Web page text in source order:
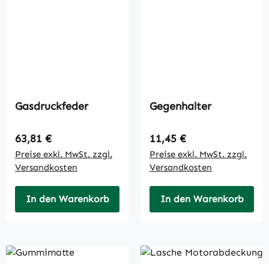
Gasdruckfeder
Regulärer Preis:
63,81 €
Preise exkl. MwSt. zzgl.
Versandkosten
In den Warenkorb
Gegenhalter
Regulärer Preis:
11,45 €
Preise exkl. MwSt. zzgl.
Versandkosten
In den Warenkorb